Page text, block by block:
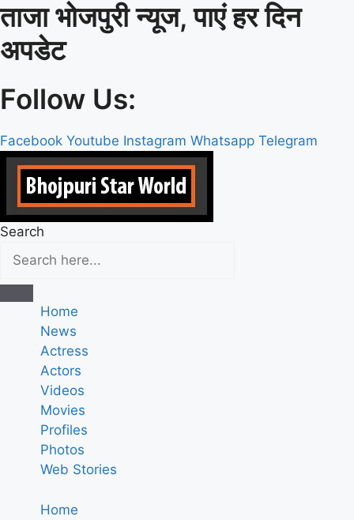
Skip
to
content
ताजा भोजपुरी न्यूज, पाएं हर दिन
अपडेट
Follow Us:
Facebook Youtube Instagram Whatsapp Telegram
Search
Home
News
Actress
Actors
Videos
Movies
Profiles
Photos
Web Stories
Home